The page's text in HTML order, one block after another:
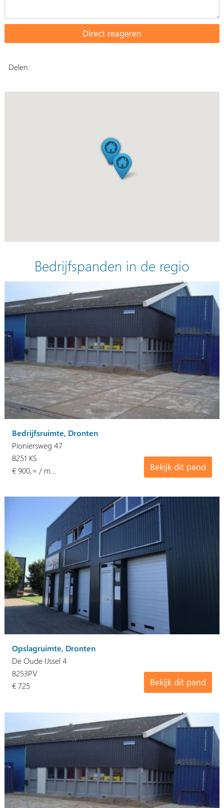
Delen:
Bedrijfspanden in de regio
Bedrijfsruimte, Dronten
Pioniersweg 47
Bekijk dit pand
8251 KS
€ 900,= / m…
Opslagruimte, Dronten
De Oude IJssel 4
Bekijk dit pand
8253PV
€ 725